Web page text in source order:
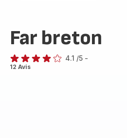
Far breton
ratings.4.1
4.1 /5 -
12 Avis